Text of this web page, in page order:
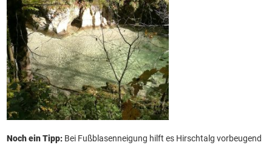
Noch ein Tipp: Bei Fußblasenneigung hilft es Hirschtalg vorbeugend